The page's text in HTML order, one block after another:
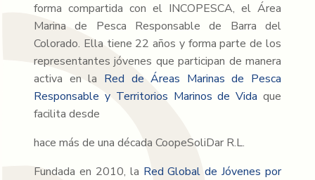
forma compartida con el INCOPESCA, el Área
Marina de Pesca Responsable de Barra del
Colorado. Ella tiene 22 años y forma parte de los
representantes jóvenes que participan de manera
activa en la Red de Áreas Marinas de Pesca
Responsable y Territorios Marinos de Vida que
facilita desde
hace más de una década CoopeSoliDar R.L.
Fundada en 2010, la Red Global de Jóvenes por